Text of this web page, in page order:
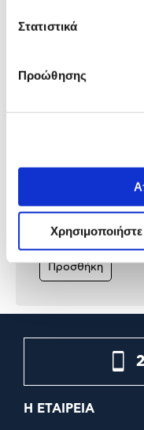
Στατιστικά
Προώθησης
Xειριστήριο PC/
29,90€
Προσθήκη
Η ΕΤΑΙΡΕΙΑ